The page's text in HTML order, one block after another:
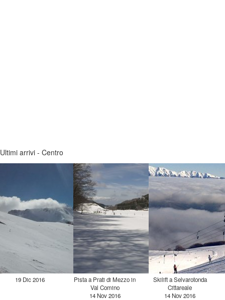
Ultimi arrivi - Centro
19 Dic 2016
Pista a Prati di Mezzo in
Val Comino
14 Nov 2016
Skilift a Selvarotonda
Cittareale
14 Nov 2016